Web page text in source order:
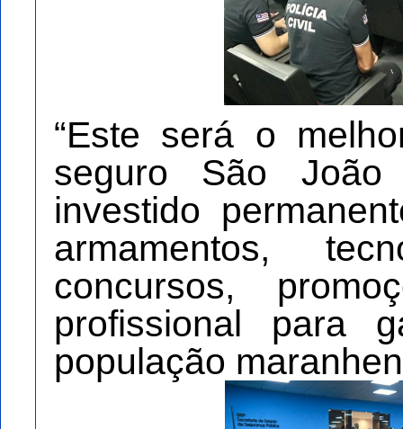
“Este será o
seguro São
investido
armamentos,
concursos,
profissional para
população